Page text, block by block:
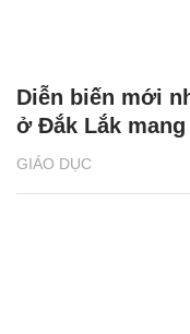
GIÁO DỤC
Diễn biến mới
ở Đắk Lắk